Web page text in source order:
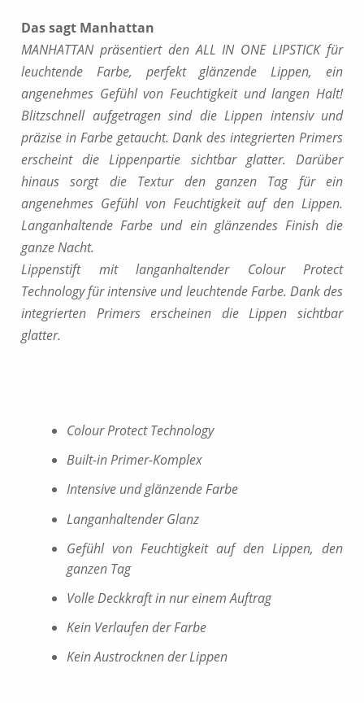
Das sagt Manhattan
MANHATTAN präsentiert den ALL IN ONE LIPSTICK für
leuchtende Farbe, perfekt glänzende Lippen, ein
angenehmes Gefühl von Feuchtigkeit und langen Halt!
Blitzschnell aufgetragen sind die Lippen intensiv und
präzise in Farbe getaucht. Dank des integrierten Primers
erscheint die Lippenpartie sichtbar glatter. Darüber
hinaus sorgt die Textur den ganzen Tag für ein
angenehmes Gefühl von Feuchtigkeit auf den Lippen.
Langanhaltende Farbe und ein glänzendes Finish die
ganze Nacht.
Lippenstift mit langanhaltender Colour Protect
Technology für intensive und leuchtende Farbe. Dank des
integrierten Primers erscheinen die Lippen sichtbar
glatter.
Colour Protect Technology
Built-in Primer-Komplex
Intensive und glänzende Farbe
Langanhaltender Glanz
Gefühl von Feuchtigkeit auf den Lippen, den
ganzen Tag
Volle Deckkraft in nur einem Auftrag
Kein Verlaufen der Farbe
Kein Austrocknen der Lippen